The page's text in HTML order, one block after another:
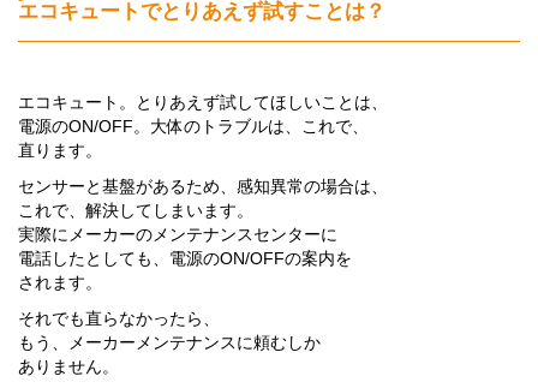
エコキュートでとりあえず試すことは？
エコキュート。とりあえず試してほしいことは、
電源のON/OFF。大体のトラブルは、これで、
直ります。
センサーと基盤があるため、感知異常の場合は、
これで、解決してしまいます。
実際にメーカーのメンテナンスセンターに
電話したとしても、電源のON/OFFの案内を
されます。
それでも直らなかったら、
もう、メーカーメンテナンスに頼むしか
ありません。